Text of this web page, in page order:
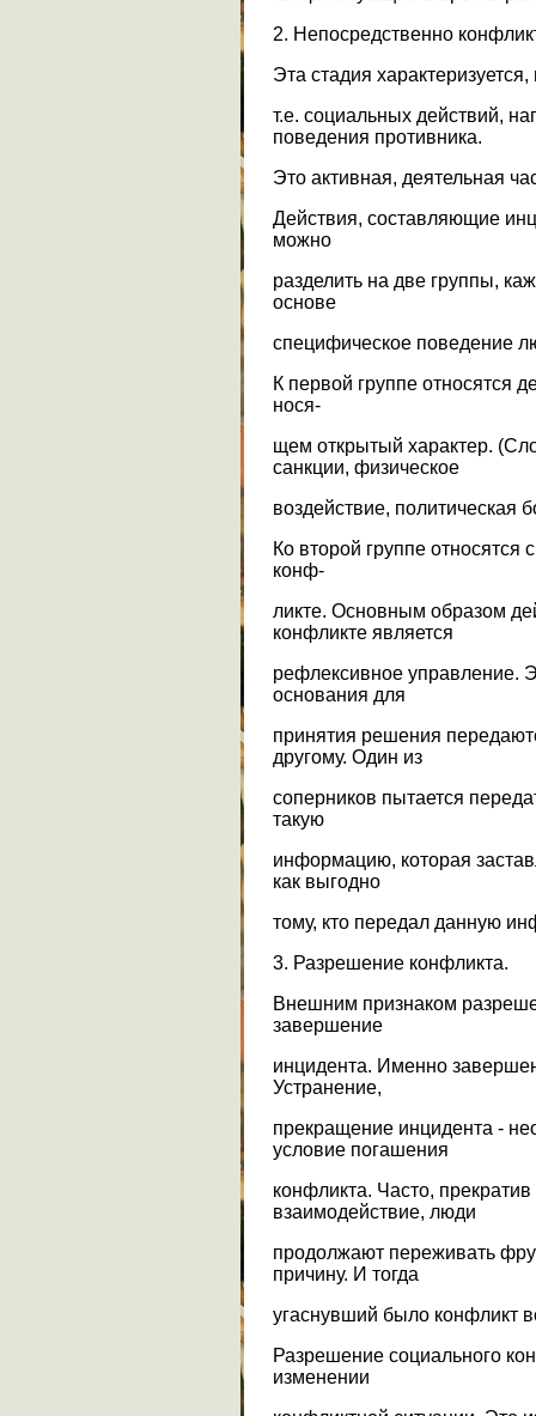
2. Непосредственно
Эта стадия
т.е. социальных действий,
поведения противника.
Это активная, деятельная
Действия, составляющие
можно
разделить на две группы,
основе
специфическое поведение
К первой группе относятся
нося-
щем открытый характер.
санкции, физическое
воздействие, политическая
Ко второй группе относятся
конф-
ликте. Основным образом
конфликте является
рефлексивное управление.
основания для
принятия решения
другому. Один из
соперников пытается
такую
информацию, которая
как выгодно
тому, кто передал данную
3. Разрешение конфликта.
Внешним признаком
завершение
инцидента. Именно
Устранение,
прекращение инцидента -
условие погашения
конфликта. Часто,
взаимодействие, люди
продолжают переживать
причину. И тогда
угаснувший было конфликт
Разрешение социального
изменении